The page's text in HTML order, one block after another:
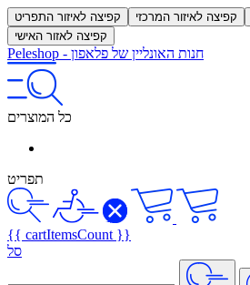
קפיצה לאיזור התפריט קפיצה לאיזור המרכזי
קפיצה לאזור האישי
Peleshop - חנות האונליין של פלאפון
כל המוצרים
תפריט
{{ cartItemsCount }}
סל